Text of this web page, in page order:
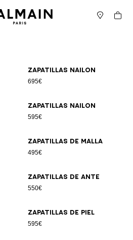
Cesta
Zapatillas nailon
695€
Zapatillas nailon
595€
Zapatillas de malla
495€
Zapatillas de ante
550€
Zapatillas de piel
595€